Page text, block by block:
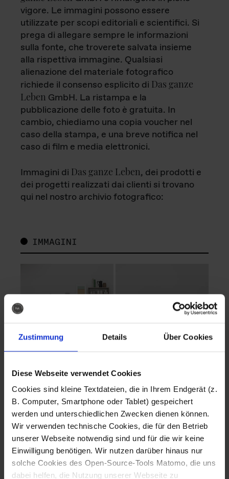
Zustimmung Details Über Cookies
Diese Webseite verwendet Cookies
Cookies sind kleine Textdateien, die in Ihrem Endgerät (z.
B. Computer, Smartphone oder Tablet) gespeichert
werden und unterschiedlichen Zwecken dienen können.
Wir verwenden technische Cookies, die für den Betrieb
unserer Webseite notwendig sind und für die wir keine
Einwilligung benötigen. Wir nutzen darüber hinaus nur
solche Cookies des Open-Source-Tools Matomo, die uns
dabei helfen, die Nutzung unserer Webseite zu
vigore. Le immagini possono essere
utilizzate per scopi editoriali e scientifici. Si
prega di allegare sempre le informazioni
sulla fonte, che troverete salvata insieme
alla rispettiva immagine. Qualsiasi
alienazione del materiale fotografico
richiede il consenso esplicito di Das ganze
Leben GmbH. La ristampa e la
pubblicazione delle foto è gratuita. In
cambio, chiediamo una copia voucher nel
caso della stampa, e una breve notifica nel
caso di film e media elettronici.
Immagini di Das ganze Leben, dei prodotti e
dei progetti realizzati dai clienti si trovano
qui nel nostro archivio fotografico:
IMMAGINI
Fotografo: Lorenz
Sternbach
Download
Fotografo: Lorenz
Sternbach
Download